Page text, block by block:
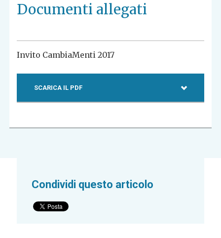
Documenti allegati
Invito CambiaMenti 2017
SCARICA IL PDF
Condividi questo articolo